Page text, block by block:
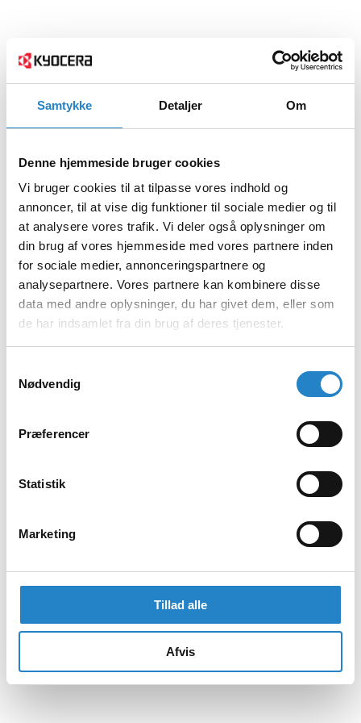
Samtykke Detaljer Om
Denne hjemmeside bruger cookies
Vi bruger cookies til at tilpasse vores indhold og
annoncer, til at vise dig funktioner til sociale medier og til
at analysere vores trafik. Vi deler også oplysninger om
din brug af vores hjemmeside med vores partnere inden
for sociale medier, annonceringspartnere og
analysepartnere. Vores partnere kan kombinere disse
data med andre oplysninger, du har givet dem, eller som
de har indsamlet fra din brug af deres tjenester.
Nødvendig
Præferencer
Statistik
Marketing
Tillad alle
Afvis